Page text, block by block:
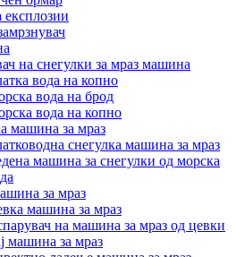
експлозии
на снегулки за мраз машина
вода на копно
вода на брод
вода на копно
машина за мраз
снегулка машина за мраз
машина за снегулки од морска
за мраз
машина за мраз
на машина за мраз од цевки
машина за мраз